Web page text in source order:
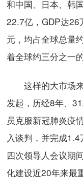
和中国、日本、韩
22.7亿，GDP达26
元，均占全球总量
着全球约三分之一
这样的大市场
发起，历经8年、
员克服新冠肺炎疫
入谈判，并完成
四次领导人会议期
化建设近20年来最